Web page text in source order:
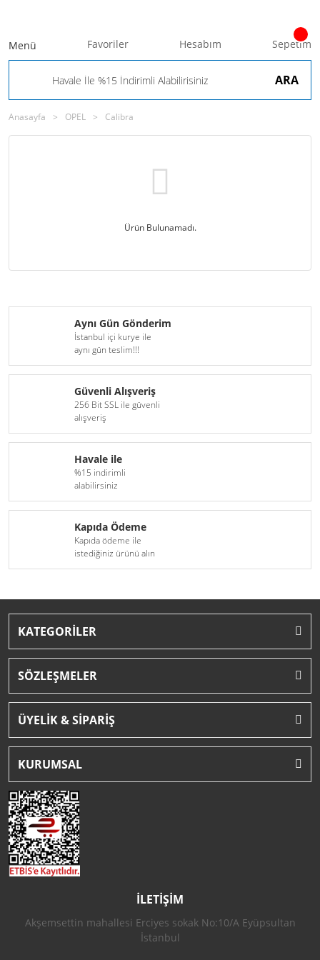
ARA
Menü Favoriler Hesabım Sepetim
Anasayfa OPEL Calibra
Ürün Bulunamadı.
Aynı Gün Gönderim
İstanbul içi kurye ile
aynı gün teslim!!!
Güvenli Alışveriş
256 Bit SSL ile güvenli
alışveriş
Havale ile
%15 indirimli
alabilirsiniz
Kapıda Ödeme
Kapıda ödeme ile
istediğiniz ürünü alın
KATEGORİLER
SÖZLEŞMELER
ÜYELİK & SİPARİŞ
KURUMSAL
İLETİŞİM
Akşemsettin mahallesi Erciyes sokak No:10/A Eyüpsultan
İstanbul